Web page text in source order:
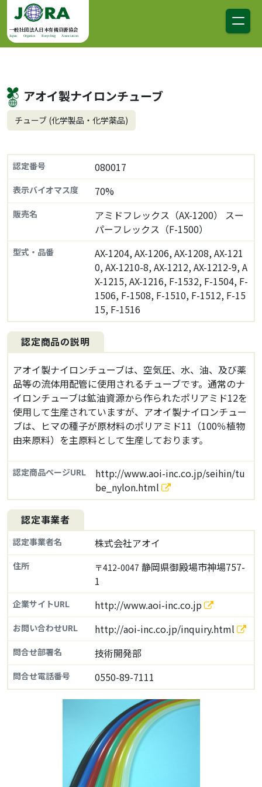
コンテンツへスキップ
メインナビゲーション
一般社団法人日本有機資源協会
Japan Organics Recycling Association
アオイ製ナイロンチューブ
チューブ (化学製品・化学薬品)
認定番号 080017
表示バイオマス度 70%
販売名
アミドフレックス（AX-1200） スー
パーフレックス（F-1500）
型式・品番
AX-1204, AX-1206, AX-1208, AX-121
0, AX-1210-8, AX-1212, AX-1212-9, A
X-1215, AX-1216, F-1532, F-1504, F-
1506, F-1508, F-1510, F-1512, F-15
15, F-1516
認定商品の説明
アオイ製ナイロンチューブは、空気圧、水、油、及び薬
品等の流体用配管に使用されるチューブです。通常のナ
イロンチューブは鉱油資源から作られたポリアミド12を
使用して生産されていますが、アオイ製ナイロンチュー
ブは、ヒマの種子が原材料のポリアミド11（100％植物
由来原料）を主原料として生産しております。
認定商品ページURL
http://www.aoi-inc.co.jp/seihin/tu
be_nylon.html
認定事業者
認定事業者名 株式会社アオイ
住所 〒412-0047 静岡県御殿場市神場757-
1
企業サイトURL http://www.aoi-inc.co.jp
お問い合わせURL http://aoi-inc.co.jp/inquiry.html
問合せ部署名 技術開発部
問合せ電話番号 0550-89-7111